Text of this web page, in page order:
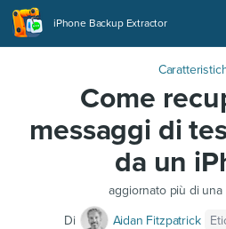
iPhone Backup Extractor
Come
messaggi di
da un
aggiornato più di una
Di
Aidan Fitzpatrick